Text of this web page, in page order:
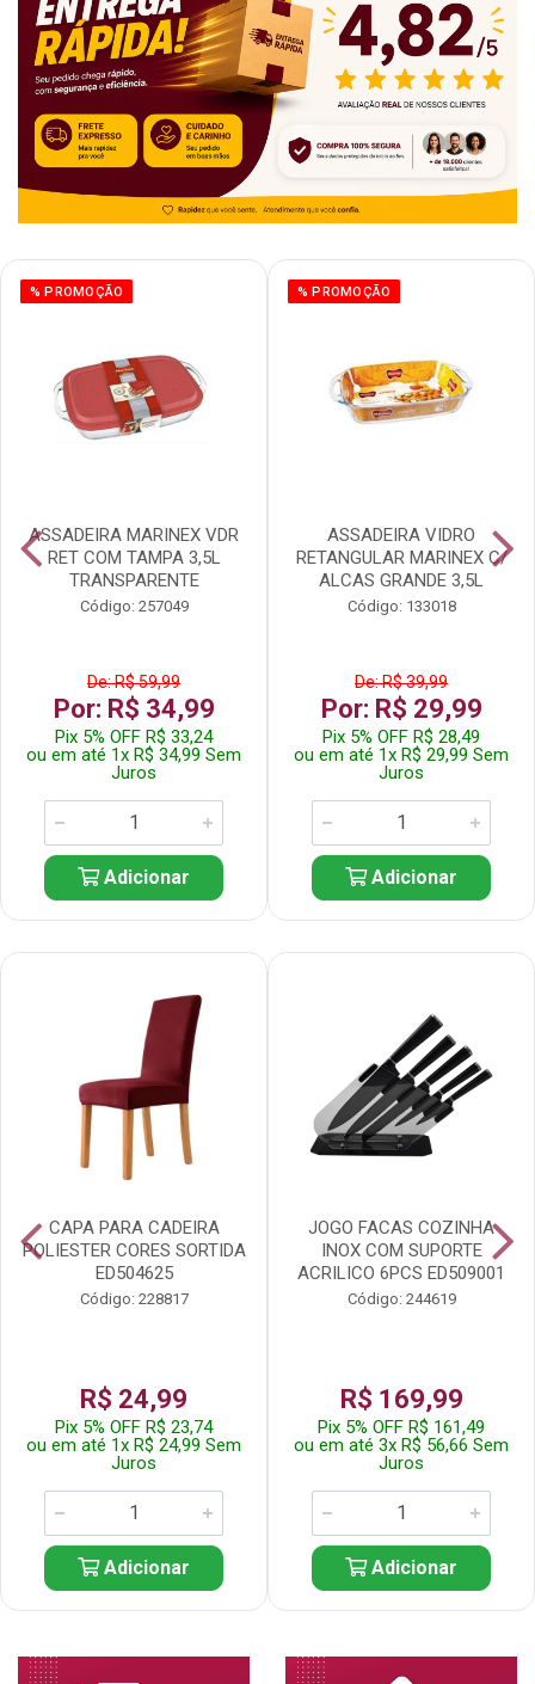
% PROMOÇÃO
ASSADEIRA MARINEX VDR
RET COM TAMPA 3,5L
TRANSPARENTE
Código: 257049
De: R$ 59,99
Por: R$ 34,99
Pix 5% OFF R$ 33,24
ou em até 1x R$ 34,99 Sem
Juros
Adicionar
% PROMOÇÃO
ASSADEIRA VIDRO
RETANGULAR MARINEX C/
ALCAS GRANDE 3,5L
Código: 133018
De: R$ 39,99
Por: R$ 29,99
Pix 5% OFF R$ 28,49
ou em até 1x R$ 29,99 Sem
Juros
Adicionar
CAPA PARA CADEIRA
POLIESTER CORES SORTIDA
ED504625
Código: 228817
R$ 24,99
Pix 5% OFF R$ 23,74
ou em até 1x R$ 24,99 Sem
Juros
Adicionar
JOGO FACAS COZINHA
INOX COM SUPORTE
ACRILICO 6PCS ED509001
Código: 244619
R$ 169,99
Pix 5% OFF R$ 161,49
ou em até 3x R$ 56,66 Sem
Juros
Adicionar